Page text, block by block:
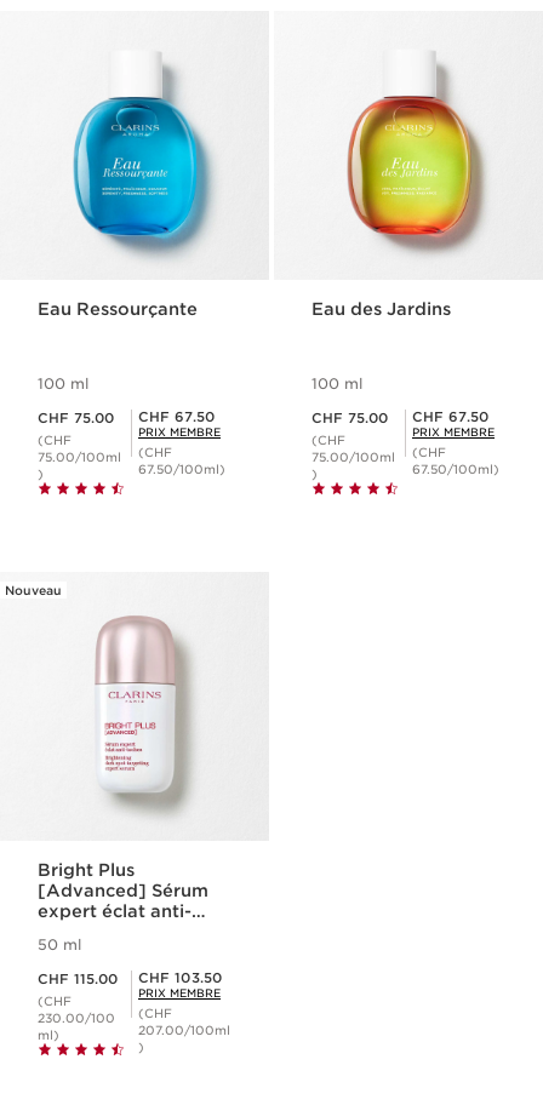
Eau Ressourçante
100 ml
CHF 75.00
(CHF
75.00/100ml
)
Prix Sérénité CHF 67.50
CHF 67.50
PRIX MEMBRE
(CHF
67.50/100ml)
Eau des Jardins
100 ml
CHF 75.00
(CHF
75.00/100ml
)
Prix Sérénité CHF 67.50
CHF 67.50
PRIX MEMBRE
(CHF
67.50/100ml)
Nouveau
Bright Plus
[Advanced] Sérum
expert éclat anti-
50 ml
CHF 115.00
(CHF
230.00/100
ml)
Prix Sérénité CHF 103.50
CHF 103.50
PRIX MEMBRE
(CHF
207.00/100ml
)